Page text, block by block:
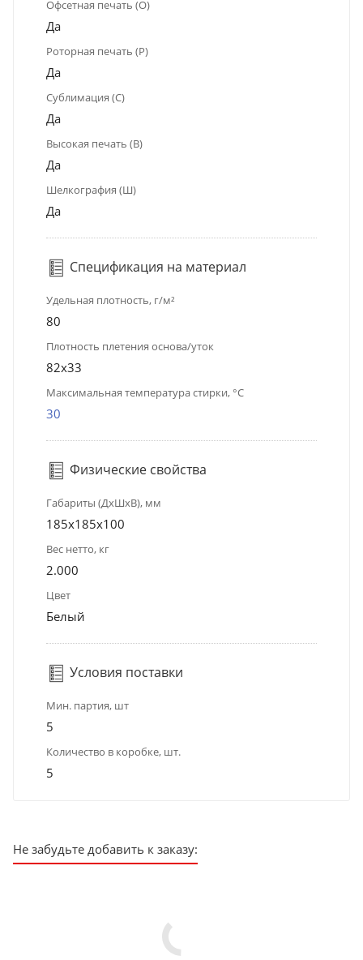
Офсетная печать (О)
Да
Роторная печать (Р)
Да
Сублимация (С)
Да
Высокая печать (В)
Да
Шелкография (Ш)
Да
Спецификация на материал
Удельная плотность, г/м²
80
Плотность плетения основа/уток
82х33
Максимальная температура стирки, °C
30
Физические свойства
Габариты (ДхШхВ), мм
185х185х100
Вес нетто, кг
2.000
Цвет
Белый
Условия поставки
Мин. партия, шт
5
Количество в коробке, шт.
5
Не забудьте добавить к заказу: